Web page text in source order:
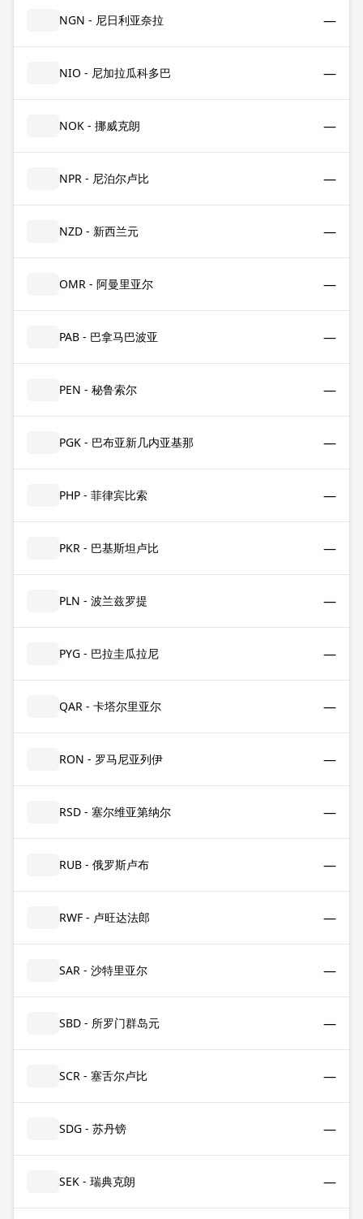
NGN - 尼日利亚奈拉 —
NIO - 尼加拉瓜科多巴 —
NOK - 挪威克朗 —
NPR - 尼泊尔卢比 —
NZD - 新西兰元 —
OMR - 阿曼里亚尔 —
PAB - 巴拿马巴波亚 —
PEN - 秘鲁索尔 —
PGK - 巴布亚新几内亚基那 —
PHP - 菲律宾比索 —
PKR - 巴基斯坦卢比 —
PLN - 波兰兹罗提 —
PYG - 巴拉圭瓜拉尼 —
QAR - 卡塔尔里亚尔 —
RON - 罗马尼亚列伊 —
RSD - 塞尔维亚第纳尔 —
RUB - 俄罗斯卢布 —
RWF - 卢旺达法郎 —
SAR - 沙特里亚尔 —
SBD - 所罗门群岛元 —
SCR - 塞舌尔卢比 —
SDG - 苏丹镑 —
SEK - 瑞典克朗 —